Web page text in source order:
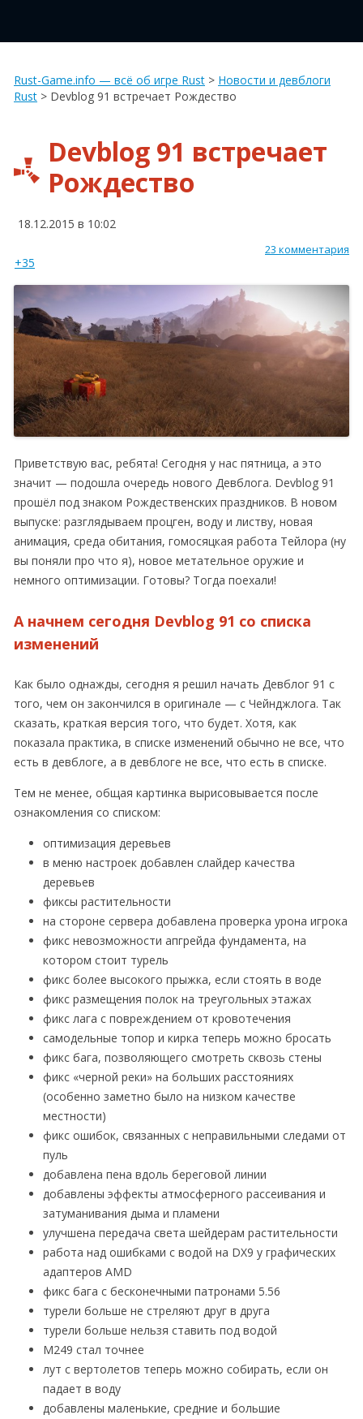
Rust-Game.info — всё об игре Rust > Новости и девблоги
Rust > Devblog 91 встречает Рождество
Devblog 91 встречает
Рождество
18.12.2015 в 10:02
23 комментария
+35
Приветствую вас, ребята! Сегодня у нас пятница, а это
значит — подошла очередь нового Девблога. Devblog 91
прошёл под знаком Рождественских праздников. В новом
выпуске: разглядываем процген, воду и листву, новая
анимация, среда обитания, гомосяцкая работа Тейлора (ну
вы поняли про что я), новое метательное оружие и
немного оптимизации. Готовы? Тогда поехали!
А начнем сегодня Devblog 91 со списка
изменений
Как было однажды, сегодня я решил начать Девблог 91 с
того, чем он закончился в оригинале — с Чейнджлога. Так
сказать, краткая версия того, что будет. Хотя, как
показала практика, в списке изменений обычно не все, что
есть в девблоге, а в девблоге не все, что есть в списке.
Тем не менее, общая картинка вырисовывается после
ознакомления со списком:
оптимизация деревьев
в меню настроек добавлен слайдер качества
деревьев
фиксы растительности
на стороне сервера добавлена проверка урона игрока
фикс невозможности апгрейда фундамента, на
котором стоит турель
фикс более высокого прыжка, если стоять в воде
фикс размещения полок на треугольных этажах
фикс лага с повреждением от кровотечения
самодельные топор и кирка теперь можно бросать
фикс бага, позволяющего смотреть сквозь стены
фикс «черной реки» на больших расстояниях
(особенно заметно было на низком качестве
местности)
фикс ошибок, связанных с неправильными следами от
пуль
добавлена пена вдоль береговой линии
добавлены эффекты атмосферного рассеивания и
затуманивания дыма и пламени
улучшена передача света шейдерам растительности
работа над ошибками с водой на DX9 у графических
адаптеров AMD
фикс бага с бесконечными патронами 5.56
турели больше не стреляют друг в друга
турели больше нельзя ставить под водой
М249 стал точнее
лут с вертолетов теперь можно собирать, если он
падает в воду
добавлены маленькие, средние и большие